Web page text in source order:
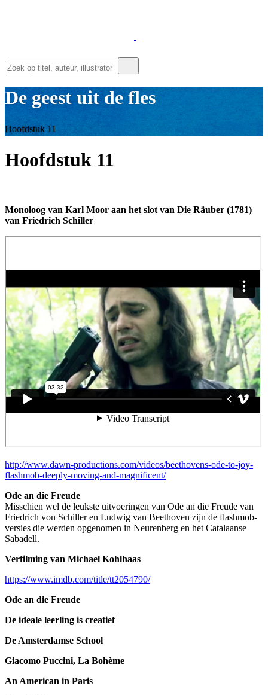
De geest uit de fles
Hoofdstuk 11
Hoofdstuk 11
Monoloog van Karl Moor aan het slot van Die Räuber (1781)
van Friedrich Schiller
http://www.dawn-productions.com/videos/beethovens-ode-to-joy-
flashmob-deeply-moving-and-magnificent/
Ode an die Freude
Misschien wel de leukste uitvoeringen van Ode an die Freude van
Friedrich von Schiller en Ludwig van Beethoven zijn de flashmob-
versies die werden opgenomen in Neurenberg en het Catalaanse
Sabadell.
Verfilming van Michael Kohlhaas
https://www.imdb.com/title/tt2054790/
Ode an die Freude
De ideale leerling is creatief
De Amsterdamse School
Giacomo Puccini, La Bohème
An American in Paris